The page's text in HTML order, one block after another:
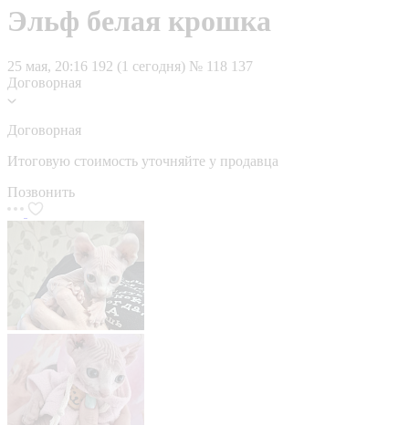
Эльф белая крошка
25 мая, 20:16 192 (1 сегодня) № 118 137
Договорная
Договорная
Итоговую стоимость уточняйте у продавца
Позвонить